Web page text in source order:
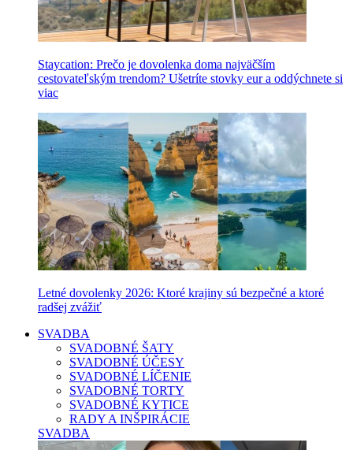
Staycation: Prečo je dovolenka doma najväčším
cestovateľským trendom? Ušetríte stovky eur a oddýchnete si
viac
Letné dovolenky 2026: Ktoré krajiny sú bezpečné a ktoré
radšej zvážiť
SVADBA
SVADOBNÉ ŠATY
SVADOBNÉ ÚČESY
SVADOBNÉ LÍČENIE
SVADOBNÉ TORTY
SVADOBNÉ KYTICE
RADY A INŠPIRÁCIE
SVADBA